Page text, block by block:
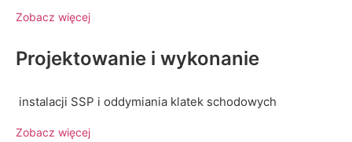
Zobacz więcej
Projektowanie i wykonanie
instalacji SSP i oddymiania klatek schodowych
Zobacz więcej